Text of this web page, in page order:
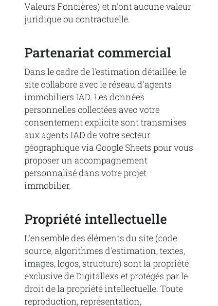
Valeurs Foncières) et n'ont aucune valeur
juridique ou contractuelle.
Partenariat commercial
Dans le cadre de l'estimation détaillée, le
site collabore avec le réseau d'agents
immobiliers IAD. Les données
personnelles collectées avec votre
consentement explicite sont transmises
aux agents IAD de votre secteur
géographique via Google Sheets pour vous
proposer un accompagnement
personnalisé dans votre projet
immobilier.
Propriété intellectuelle
L'ensemble des éléments du site (code
source, algorithmes d'estimation, textes,
images, logos, structure) sont la propriété
exclusive de Digitallexs et protégés par le
droit de la propriété intellectuelle. Toute
reproduction, représentation,